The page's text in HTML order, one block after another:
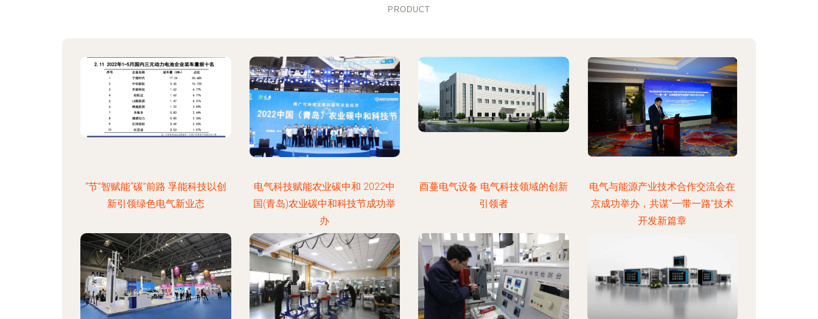
PRODUCT
“节”智赋能“碳”前路 孚能科技以创
新引领绿色电气新业态
电气科技赋能农业碳中和 2022中
国(青岛)农业碳中和科技节成功举
办
酉蔓电气设备 电气科技领域的创新
引领者
电气与能源产业技术合作交流会在
京成功举办，共谋“一带一路”技术
开发新篇章